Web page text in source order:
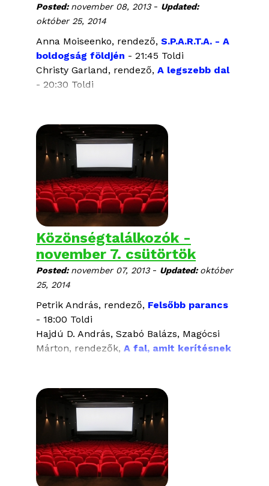
Posted:november 08, 2013 - Updated:
október 25, 2014
Anna Moiseenko, rendező, S.P.A.R.T.A. - A
boldogság földjén - 21:45 Toldi
Christy Garland, rendező, A legszebb dal
- 20:30 Toldi
Marina Razbezhkina,Optikai tengely
19:45 Művész
Harry Freeland,
A nap árnyékában
Jochen Hick,Coming out – leszbikusok
és melegek az NDK-ban- 20:30 Cirkó
Közönségtalálkozók -
november 7. csütörtök
Posted:november 07, 2013 - Updated:október
25, 2014
Petrik András, rendező, Felsőbb parancs
- 18:00 Toldi
Hajdú D. András, Szabó Balázs, Magócsi
Márton, rendezők, A fal, amit kerítésnek
igazság? - Szexmunka Magyarországon
- 18:00 Toldi
Surányi Ádám, rendező,Szebb Jövőért:
"mi nem járőrözünk, mi megfigyelünk"
18:00 Toldi
Harry Freeland, rendező,A nap
árnyékában- 20:00 Toldi